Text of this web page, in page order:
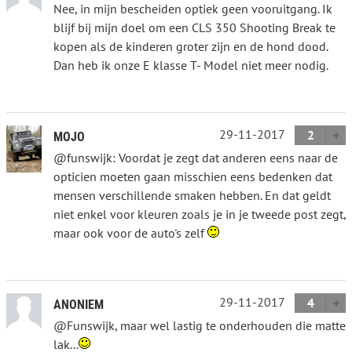
Nee, in mijn bescheiden optiek geen vooruitgang. Ik
blijf bij mijn doel om een CLS 350 Shooting Break te
kopen als de kinderen groter zijn en de hond dood.
Dan heb ik onze E klasse T- Model niet meer nodig.
MOJO 29-11-2017
2
@funswijk: Voordat je zegt dat anderen eens naar de
opticien moeten gaan misschien eens bedenken dat
mensen verschillende smaken hebben. En dat geldt
niet enkel voor kleuren zoals je in je tweede post zegt,
maar ook voor de auto's zelf
ANONIEM 29-11-2017
4
@Funswijk, maar wel lastig te onderhouden die matte
lak...